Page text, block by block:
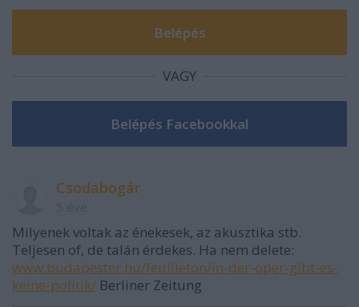
VAGY
Csodabogár
Milyenek voltak az énekesek, az akusztika stb.
Teljesen of, de talán érdekes. Ha nem delete:
www.budapester.hu/feuilleton/in-der-oper-gibt-es-
keine-politik/ Berliner Zeitung